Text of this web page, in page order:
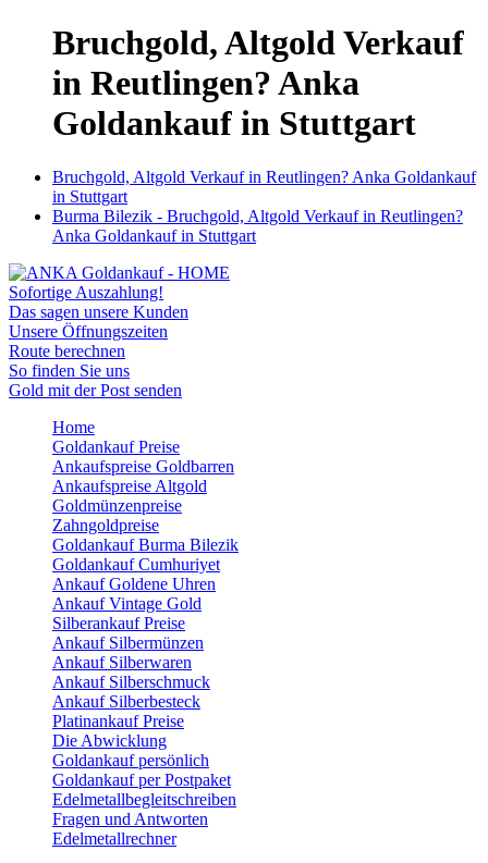
Bruchgold, Altgold Verkauf
in Reutlingen? Anka
Goldankauf in Stuttgart
Bruchgold, Altgold Verkauf in Reutlingen? Anka Goldankauf
in Stuttgart
Burma Bilezik - Bruchgold, Altgold Verkauf in Reutlingen?
Anka Goldankauf in Stuttgart
Sofortige Auszahlung!
Das sagen unsere Kunden
Unsere Öffnungszeiten
Route berechnen
So finden Sie uns
Gold mit der Post senden
Home
Goldankauf Preise
Ankaufspreise Goldbarren
Ankaufspreise Altgold
Goldmünzenpreise
Zahngoldpreise
Goldankauf Burma Bilezik
Goldankauf Cumhuriyet
Ankauf Goldene Uhren
Ankauf Vintage Gold
Silberankauf Preise
Ankauf Silbermünzen
Ankauf Silberwaren
Ankauf Silberschmuck
Ankauf Silberbesteck
Platinankauf Preise
Die Abwicklung
Goldankauf persönlich
Goldankauf per Postpaket
Edelmetallbegleitschreiben
Fragen und Antworten
Edelmetallrechner